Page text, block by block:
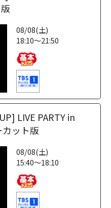
08/08(土)
18:10～21:50
LIVE PARTY in
カット版
08/08(土)
15:40～18:10